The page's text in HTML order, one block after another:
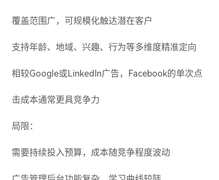
覆盖范围广，可规模化触达潜在客户
支持年龄、地域、兴趣、行为等多维度精准定向
相较Google或LinkedIn广告，Facebook的单次点
击成本通常更具竞争力
局限：
需要持续投入预算，成本随竞争程度波动